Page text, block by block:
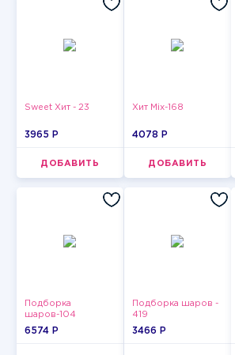
Sweet Хит - 23
3965 P
ДОБАВИТЬ
Хит Mix-168
4078 P
ДОБАВИТЬ
Подборка
шаров-104
6574 P
Подборка шаров -
419
3466 P